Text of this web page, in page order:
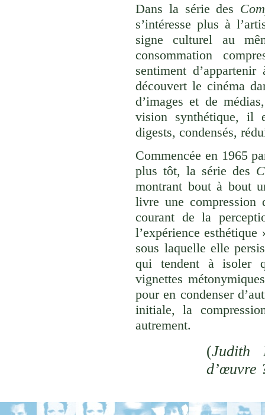
Dans la série des
s’intéresse plus à
signe culturel au
consommation
sentiment
découvert le cinéma
d’images et de
vision synthétique, il
digests, condensés,
Commencée en 1965
plus tôt, la série des
montrant bout à bout
livre une compression
courant de la
l’expérience
sous laquelle elle
qui tendent à isoler
vignettes
pour en condenser
initiale, la
autrement.
(Judith
d’œuvre